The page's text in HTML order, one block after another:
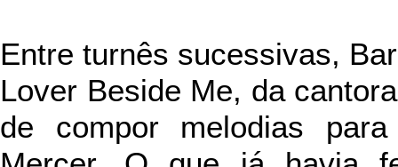
Entre turnês sucessivas,
Lover Beside Me, da
de compor melodias